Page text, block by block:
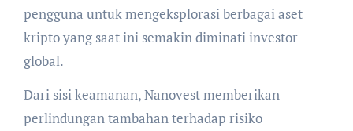
pengguna untuk mengeksplorasi berbagai aset
kripto yang saat ini semakin diminati investor
global.
Dari sisi keamanan, Nanovest memberikan
perlindungan tambahan terhadap risiko